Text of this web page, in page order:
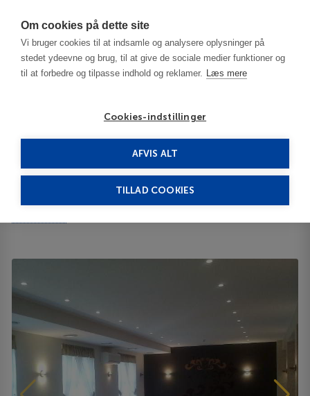
Om cookies på dette site
Vi bruger cookies til at indsamle og analysere oplysninger på
stedet ydeevne og brug, til at give de sociale medier funktioner og
til at forbedre og tilpasse indhold og reklamer. Læs mere
Cookies-indstillinger
AFVIS ALT
TILLAD COOKIES
Logos Gdansk 2**
Logos Gdansk